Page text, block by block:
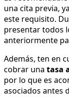
una cita previa,
este requisito.
presentar todos
anteriormente
Además, ten en
cobrar una tasa
por lo que es
asociados antes